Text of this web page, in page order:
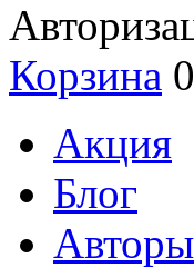
Корзина 0
Акция
Блог
Авторы